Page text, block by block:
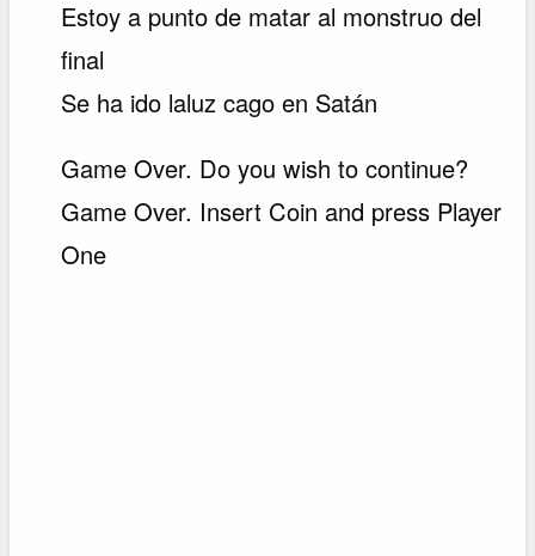
Estoy a punto de matar al monstruo del
final
Se ha ido laluz cago en Satán
Game Over. Do you wish to continue?
Game Over. Insert Coin and press Player
One